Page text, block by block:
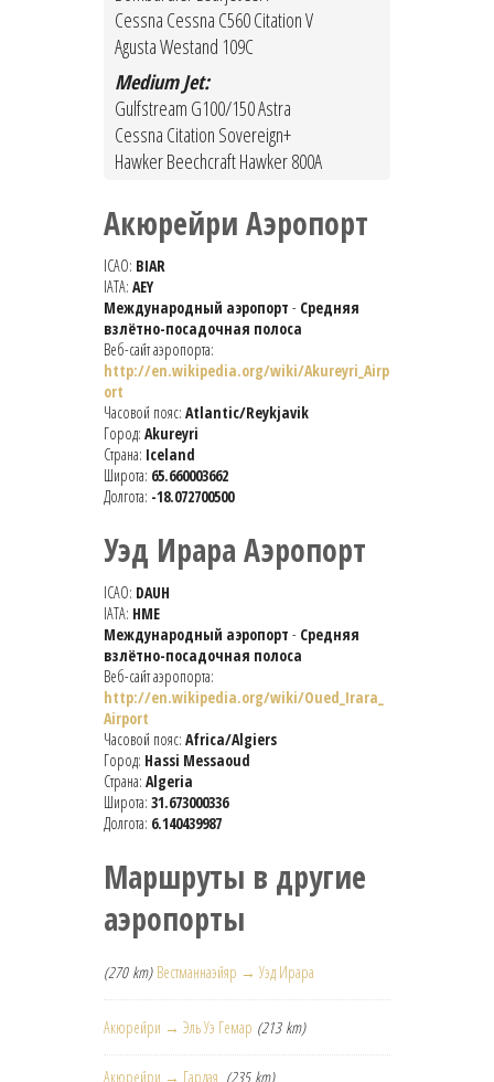
Cessna Cessna C560 Citation V
Agusta Westand 109C
Medium Jet:
Gulfstream G100/150 Astra
Cessna Citation Sovereign+
Hawker Beechcraft Hawker 800A
Акюрейри Аэропорт
ICAO: BIAR
IATA: AEY
Международный аэропорт - Средняя
взлётно-посадочная полоса
Веб-сайт аэропорта:
http://en.wikipedia.org/wiki/Akureyri_Airp
ort
Часовой пояс: Atlantic/Reykjavik
Город: Akureyri
Страна: Iceland
Широта: 65.660003662
Долгота: -18.072700500
Уэд Ирара Аэропорт
ICAO: DAUH
IATA: HME
Международный аэропорт - Средняя
взлётно-посадочная полоса
Веб-сайт аэропорта:
http://en.wikipedia.org/wiki/Oued_Irara_
Airport
Часовой пояс: Africa/Algiers
Город: Hassi Messaoud
Страна: Algeria
Широта: 31.673000336
Долгота: 6.140439987
Маршруты в другие
аэропорты
(270 km) Вестманнаэйяр → Уэд Ирара
Акюрейри → Эль Уэ Гемар (213 km)
Акюрейри → Гардая (235 km)